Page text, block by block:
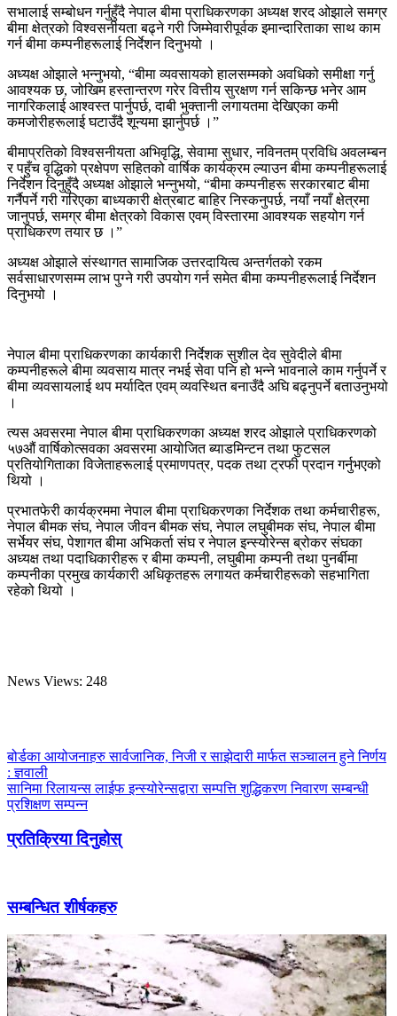
सभालाई सम्बोधन गर्नुहुँदै नेपाल बीमा प्राधिकरणका अध्यक्ष शरद ओझाले समग्र
बीमा क्षेत्रको विश्वसनीयता बढ्ने गरी जिम्मेवारीपूर्वक इमान्दारिताका साथ काम
गर्न बीमा कम्पनीहरूलाई निर्देशन दिनुभयो ।
अध्यक्ष ओझाले भन्नुभयो, “बीमा व्यवसायको हालसम्मको अवधिको समीक्षा गर्नु
आवश्यक छ, जोखिम हस्तान्तरण गरेर वित्तीय सुरक्षण गर्न सकिन्छ भनेर आम
नागरिकलाई आश्वस्त पार्नुपर्छ, दाबी भुक्तानी लगायतमा देखिएका कमी
कमजोरीहरूलाई घटाउँदै शून्यमा झार्नुपर्छ ।”
बीमाप्रतिको विश्वसनीयता अभिवृद्धि, सेवामा सुधार, नविनतम् प्रविधि अवलम्बन
र पहुँच वृद्धिको प्रक्षेपण सहितको वार्षिक कार्यक्रम ल्याउन बीमा कम्पनीहरूलाई
निर्देशन दिनुहुँदै अध्यक्ष ओझाले भन्नुभयो, “बीमा कम्पनीहरू सरकारबाट बीमा
गर्नैपर्ने गरी गरिएका बाध्यकारी क्षेत्रबाट बाहिर निस्कनुपर्छ, नयाँ नयाँ क्षेत्रमा
जानुपर्छ, समग्र बीमा क्षेत्रको विकास एवम् विस्तारमा आवश्यक सहयोग गर्न
प्राधिकरण तयार छ ।”
अध्यक्ष ओझाले संस्थागत सामाजिक उत्तरदायित्व अन्तर्गतको रकम
सर्वसाधारणसम्म लाभ पुग्ने गरी उपयोग गर्न समेत बीमा कम्पनीहरूलाई निर्देशन
दिनुभयो ।
नेपाल बीमा प्राधिकरणका कार्यकारी निर्देशक सुशील देव सुवेदीले बीमा
कम्पनीहरूले बीमा व्यवसाय मात्र नभई सेवा पनि हो भन्ने भावनाले काम गर्नुपर्ने र
बीमा व्यवसायलाई थप मर्यादित एवम् व्यवस्थित बनाउँदै अघि बढ्नुपर्ने बताउनुभयो
।
त्यस अवसरमा नेपाल बीमा प्राधिकरणका अध्यक्ष शरद ओझाले प्राधिकरणको
५७औं वार्षिकोत्सवका अवसरमा आयोजित ब्याडमिन्टन तथा फुटसल
प्रतियोगिताका विजेताहरूलाई प्रमाणपत्र, पदक तथा ट्रफी प्रदान गर्नुभएको
थियो ।
प्रभातफेरी कार्यक्रममा नेपाल बीमा प्राधिकरणका निर्देशक तथा कर्मचारीहरू,
नेपाल बीमक संघ, नेपाल जीवन बीमक संघ, नेपाल लघुबीमक संघ, नेपाल बीमा
सर्भेयर संघ, पेशागत बीमा अभिकर्ता संघ र नेपाल इन्स्योरेन्स ब्रोकर संघका
अध्यक्ष तथा पदाधिकारीहरू र बीमा कम्पनी, लघुबीमा कम्पनी तथा पुनर्बीमा
कम्पनीका प्रमुख कार्यकारी अधिकृतहरू लगायत कर्मचारीहरूको सहभागिता
रहेको थियो ।
News Views: 248
बोर्डका आयोजनाहरु सार्वजानिक, निजी र साझेदारी मार्फत सञ्चालन हुने निर्णय
: ज्ञवाली
सानिमा रिलायन्स लाईफ इन्स्योरेन्सद्वारा सम्पत्ति शुद्धिकरण निवारण सम्बन्धी
प्रशिक्षण सम्पन्न
प्रतिक्रिया दिनुहोस्
सम्बन्धित शीर्षकहरु